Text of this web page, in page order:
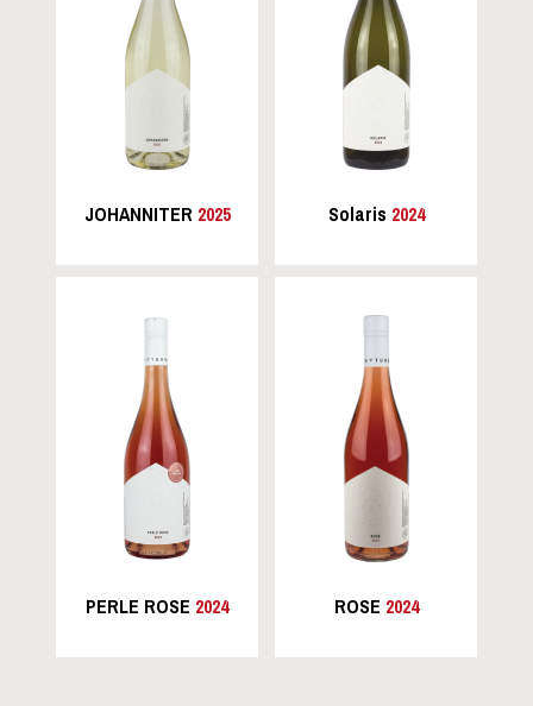
JOHANNITER 2025 Solaris 2024
PERLE ROSE 2024 ROSE 2024